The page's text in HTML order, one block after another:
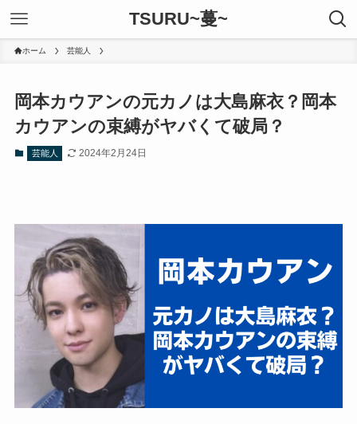
TSURU~蔓~
ホーム 芸能人
岡本カウアンの元カノは大島麻衣？岡本
カウアンの束縛がヤバくて破局？
芸能人 2024年2月24日